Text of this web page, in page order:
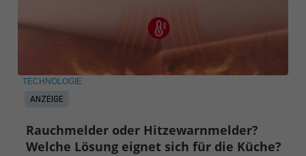
ANZEIGE
TECHNOLOGIE
Rauchmelder oder Hitzewarnmelder?
Welche Lösung eignet sich für die Küche?